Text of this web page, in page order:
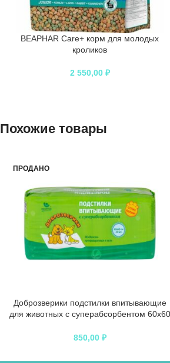
BEAPHAR Care+ корм для молодых
кроликов
2 550,00 ₽
Похожие товары
ПРОДАНО
Доброзверики подстилки впитывающие
для животных с суперабсорбентом 60х60
850,00 ₽